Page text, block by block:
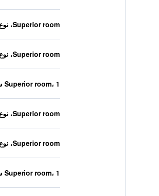
Superior room، نوع السرير غير معروف
Superior room، نوع السرير غير معروف
Superior room، 1 سرير كوين
Superior room، نوع السرير غير معروف
Superior room، نوع السرير غير معروف
Superior room، 1 سرير كوين